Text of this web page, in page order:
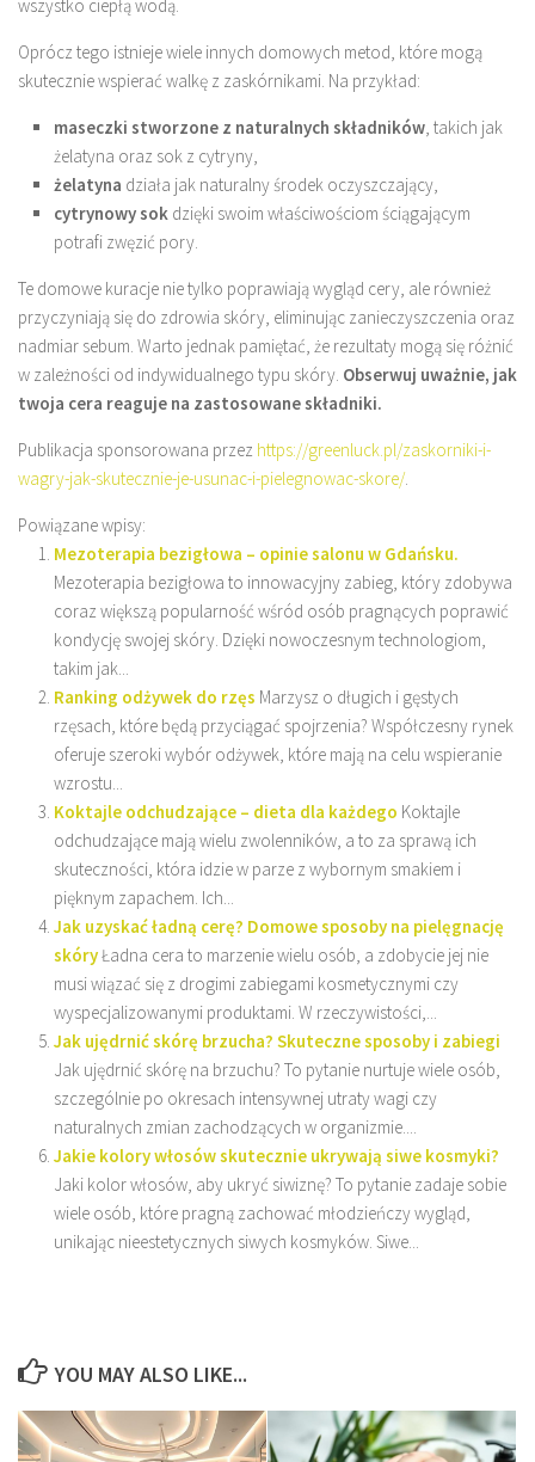
wszystko ciepłą wodą.
Oprócz tego istnieje wiele innych domowych metod, które mogą
skutecznie wspierać walkę z zaskórnikami. Na przykład:
maseczki stworzone z naturalnych składników, takich jak
żelatyna oraz sok z cytryny,
żelatyna działa jak naturalny środek oczyszczający,
cytrynowy sok dzięki swoim właściwościom ściągającym
potrafi zwęzić pory.
Te domowe kuracje nie tylko poprawiają wygląd cery, ale również
przyczyniają się do zdrowia skóry, eliminując zanieczyszczenia oraz
nadmiar sebum. Warto jednak pamiętać, że rezultaty mogą się różnić
w zależności od indywidualnego typu skóry. Obserwuj uważnie, jak
twoja cera reaguje na zastosowane składniki.
Publikacja sponsorowana przez https://greenluck.pl/zaskorniki-i-
wagry-jak-skutecznie-je-usunac-i-pielegnowac-skore/.
Powiązane wpisy:
Mezoterapia bezigłowa – opinie salonu w Gdańsku.
Mezoterapia bezigłowa to innowacyjny zabieg, który zdobywa
coraz większą popularność wśród osób pragnących poprawić
kondycję swojej skóry. Dzięki nowoczesnym technologiom,
takim jak...
Ranking odżywek do rzęs Marzysz o długich i gęstych
rzęsach, które będą przyciągać spojrzenia? Współczesny rynek
oferuje szeroki wybór odżywek, które mają na celu wspieranie
wzrostu...
Koktajle odchudzające – dieta dla każdego Koktajle
odchudzające mają wielu zwolenników, a to za sprawą ich
skuteczności, która idzie w parze z wybornym smakiem i
pięknym zapachem. Ich...
Jak uzyskać ładną cerę? Domowe sposoby na pielęgnację
skóryŁadna cera to marzenie wielu osób, a zdobycie jej nie
musi wiązać się z drogimi zabiegami kosmetycznymi czy
wyspecjalizowanymi produktami. W rzeczywistości,...
Jak ujędrnić skórę brzucha? Skuteczne sposoby i zabiegi
Jak ujędrnić skórę na brzuchu? To pytanie nurtuje wiele osób,
szczególnie po okresach intensywnej utraty wagi czy
naturalnych zmian zachodzących w organizmie....
Jakie kolory włosów skutecznie ukrywają siwe kosmyki?
Jaki kolor włosów, aby ukryć siwiznę? To pytanie zadaje sobie
wiele osób, które pragną zachować młodzieńczy wygląd,
unikając nieestetycznych siwych kosmyków. Siwe...
YOU MAY ALSO LIKE...